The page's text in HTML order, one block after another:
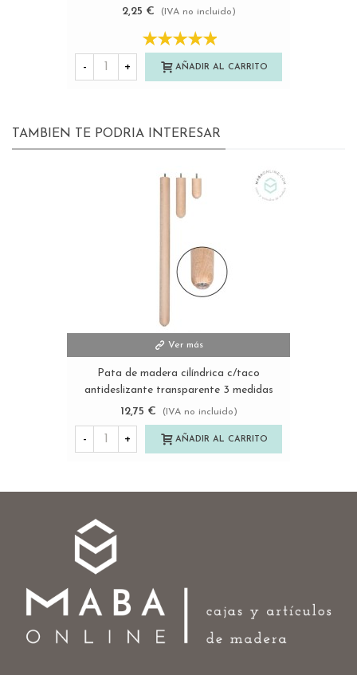
2,25 €
(IVA no incluido)
- + AÑADIR AL CARRITO
TAMBIEN TE PODRIA INTERESAR
Ver más
Pata de madera cilíndrica c/taco
antideslizante transparente 3 medidas
Ref.ST148
12,75 € (IVA no incluido)
- + AÑADIR AL CARRITO